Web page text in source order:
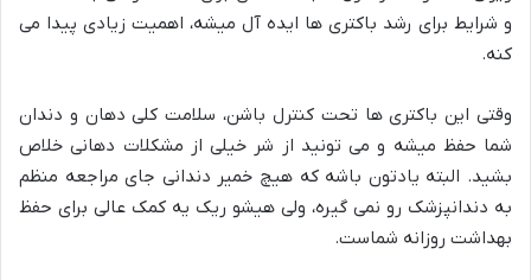
و شرایط برای رشد باکتری ها ایده آل میشه، اهمیت زیادی پیدا می
کنه.
وقتی این باکتری ها تحت کنترل باشن، سلامت کلی دهان و دندان
شما حفظ میشه و می تونید از شر خیلی از مشکلات دهانی خلاص
بشید. البته یادتون باشه که هیچ خمیر دندانی جای مراجعه منظم
به دندانپزشک رو نمی گیره، ولی هیشو ریک یه کمک عالی برای حفظ
بهداشت روزانه شماست.